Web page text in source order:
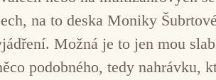
na to deska Moniky
Možná je to jen mou
podobného, tedy nahrávku,